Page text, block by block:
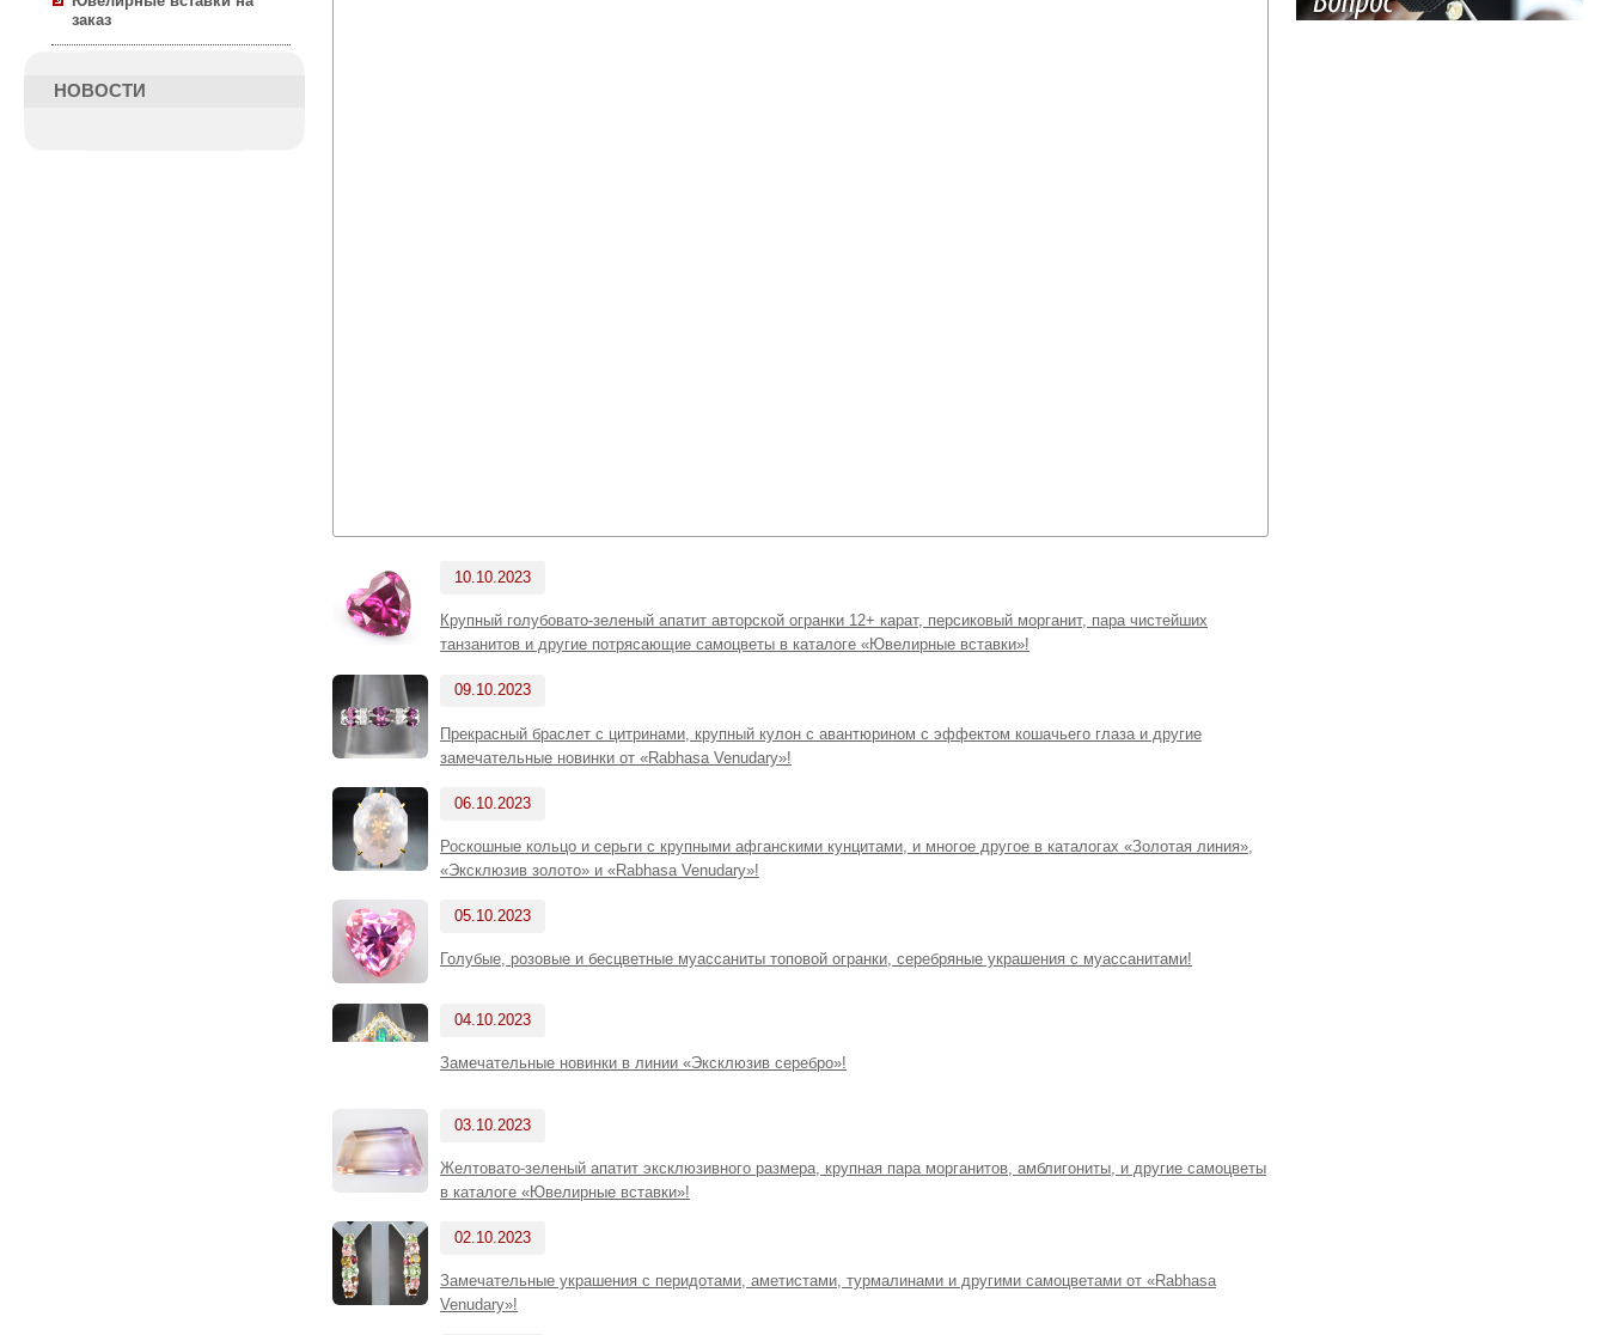
заказ
НОВОСТИ
10.10.2023
Крупный голубовато-зеленый апатит авторской огранки 12+ карат, персиковый морганит, пара чистейших
танзанитов и другие потрясающие самоцветы в каталоге «Ювелирные вставки»!
09.10.2023
Прекрасный браслет с цитринами, крупный кулон с авантюрином с эффектом кошачьего глаза и другие
замечательные новинки от «Rabhasa Venudary»!
06.10.2023
Роскошные кольцо и серьги с крупными афганскими кунцитами, и многое другое в каталогах «Золотая линия»,
«Эксклюзив золото» и «Rabhasa Venudary»!
05.10.2023
Голубые, розовые и бесцветные муассаниты топовой огранки, серебряные украшения с муассанитами!
04.10.2023
Замечательные новинки в линии «Эксклюзив серебро»!
03.10.2023
Желтовато-зеленый апатит эксклюзивного размера, крупная пара морганитов, амблигониты, и другие самоцветы
в каталоге «Ювелирные вставки»!
02.10.2023
Замечательные украшения с перидотами, аметистами, турмалинами и другими самоцветами от «Rabhasa
Venudary»!